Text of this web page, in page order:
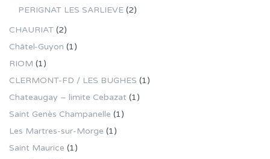
PERIGNAT LES SARLIEVE (2)
CHAURIAT (2)
Châtel-Guyon (1)
RIOM (1)
CLERMONT-FD / LES BUGHES (1)
Chateaugay – limite Cebazat (1)
Saint Genès Champanelle (1)
Les Martres-sur-Morge (1)
Saint Maurice (1)